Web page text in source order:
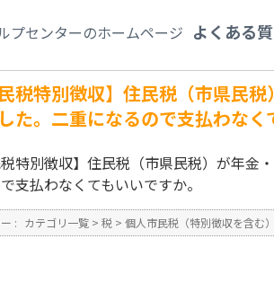
よくある
。二重になるので支払わなくてもいいですか。
民税特別徴収】住民税（市県民
た。二重になるので支払わなく
税特別徴収】住民税（市県民税）が年
支払わなくてもいいですか。
: カテゴリ一覧 > 税 > 個人市民税（特別徴収を含む